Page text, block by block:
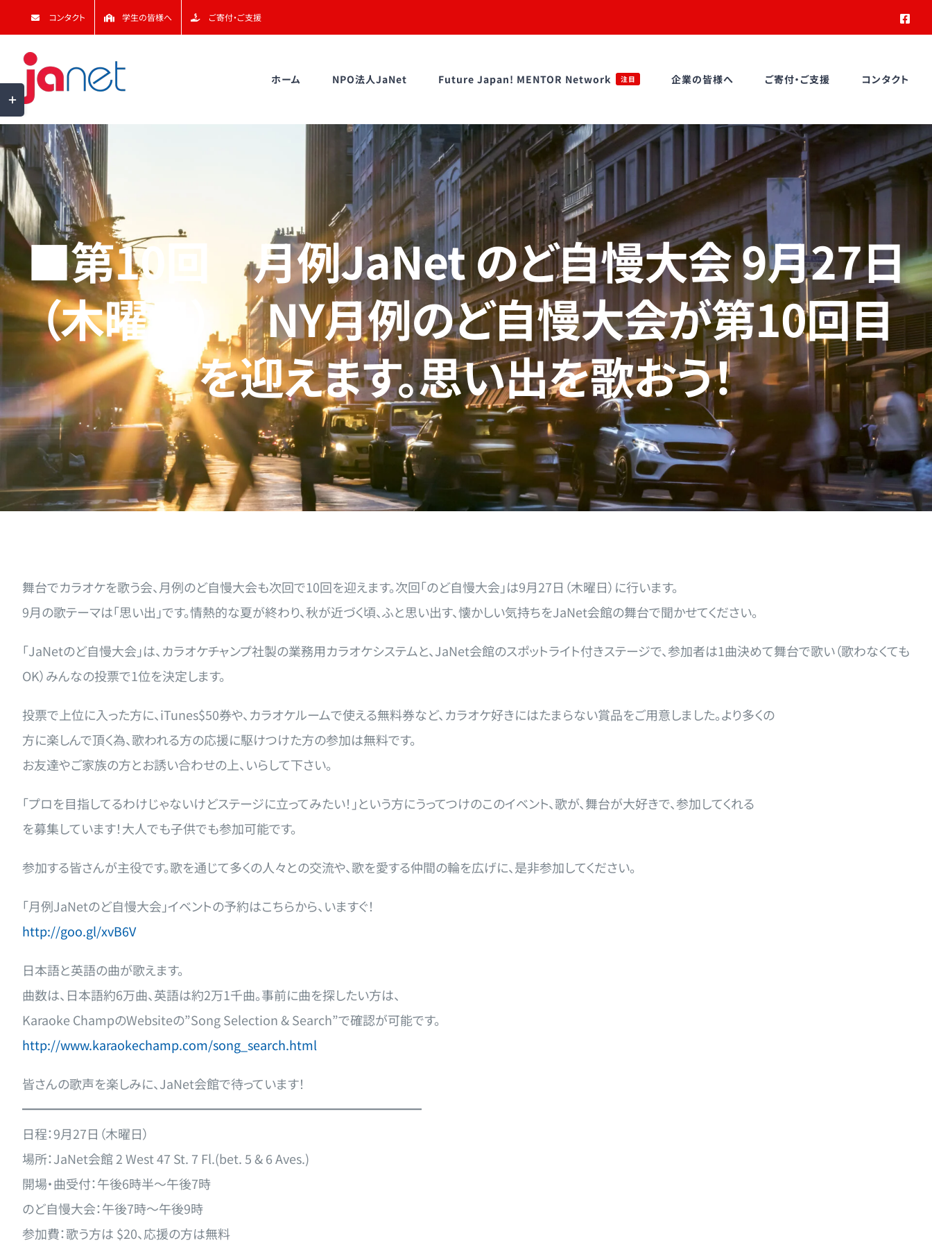
to
content
コンタクト 学生の皆様へ ご寄付・ご支援
ホーム NPO法人JaNet Future Japan! MENTOR Network 注目 企業の皆様へ ご寄付・ご支援 コンタクト
■第10回 月例JaNet のど自慢大会 9月27日
（木曜日） NY月例のど自慢大会が第10回目
を迎えます。思い出を歌おう！
舞台でカラオケを歌う会、月例のど自慢大会も次回で10回を迎えます。次回「のど自慢大会」は9月27日（木曜日）に行います。
9月の歌テーマは「思い出」です。情熱的な夏が終わり、秋が近づく頃、ふと思い出す、懐かしい気持ちをJaNet会館の舞台で聞かせてください。
「JaNetのど自慢大会」は、カラオケチャンプ社製の業務用カラオケシステムと、JaNet会館のスポットライト付きステージで、参加者は1曲決めて舞台で歌い（歌わなくても
OK）みんなの投票で1位を決定します。
投票で上位に入った方に、iTunes$50券や、カラオケルームで使える無料券など、カラオケ好きにはたまらない賞品をご用意しました。より多くの
方に楽しんで頂く為、歌われる方の応援に駆けつけた方の参加は無料です。
お友達やご家族の方とお誘い合わせの上、いらして下さい。
「プロを目指してるわけじゃないけどステージに立ってみたい！」という方にうってつけのこのイベント、歌が、舞台が大好きで、参加してくれる
を募集しています！大人でも子供でも参加可能です。
参加する皆さんが主役です。歌を通じて多くの人々との交流や、歌を愛する仲間の輪を広げに、是非参加してください。
「月例JaNetのど自慢大会」イベントの予約はこちらから、いますぐ！
http://goo.gl/xvB6V
日本語と英語の曲が歌えます。
曲数は、日本語約6万曲、英語は約2万1千曲。事前に曲を探したい方は、
Karaoke ChampのWebsiteの”Song Selection & Search”で確認が可能です。
http://www.karaokechamp.com/song_search.html
皆さんの歌声を楽しみに、JaNet会館で待っています！
━━━━━━━━━━━━━━━━━━━━━━━━━━━━━━━━
日程：9月27日（木曜日）
場所：JaNet会館 2 West 47 St. 7 Fl.(bet. 5 & 6 Aves.)
開場・曲受付：午後6時半～午後7時
のど自慢大会：午後7時～午後9時
参加費：歌う方は $20、応援の方は無料
Toggle
Sliding
Bar
Area